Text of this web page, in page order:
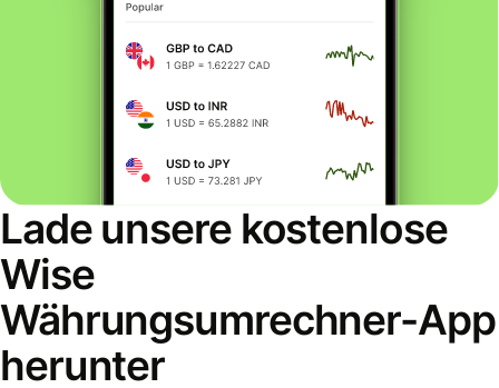
Lade unsere kostenlose
Wise
Währungsumrechner-App
herunter